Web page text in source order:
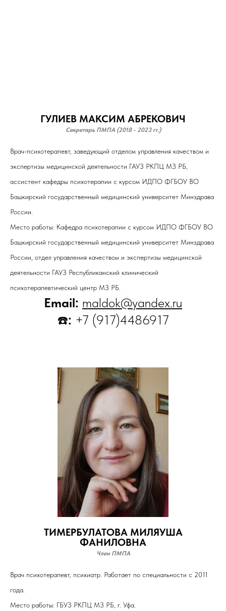
ГУЛИЕВ МАКСИМ АБРЕКОВИЧ
Секретарь ПМПА (2018 - 2023 гг.)
Врач-психотерапевт, заведующий отделом управления качеством и
экспертизы медицинской деятельности ГАУЗ РКПЦ МЗ РБ,
ассистент кафедры психотерапии с курсом ИДПО ФГБОУ ВО
Башкирский государственный медицинский университет Минздрава
России.
Место работы: Кафедра психотерапии с курсом ИДПО ФГБОУ ВО
Башкирский государственный медицинский университет Минздрава
России, отдел управления качеством и экспертизы медицинской
деятельности ГАУЗ Республиканский клинический
психотерапевтический центр МЗ РБ.
Email: maldok@yandex.ru
☎️: +7 (917)4486917
ТИМЕРБУЛАТОВА МИЛЯУША
ФАНИЛОВНА
Член ПМПА
Врач психотерапевт, психиатр. Работает по специальности с 2011
года.
Место работы: ГБУЗ РКПЦ МЗ РБ, г. Уфа.